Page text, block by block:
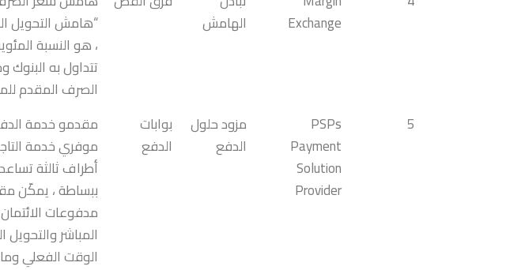
Exchange
الهامش
“هامش التحويل
، هو النسبة
تتداول به
الصرف المقدم
5
PSPs
Payment
Solution
Provider
مزود حلول
الدفع
بوابات
الدفع
مقدمو خدمة
موفري خدمة
أطراف ثالثة
ببساطة ، يمكّن
مدفوعات
المباشر
الوقت الفعلي